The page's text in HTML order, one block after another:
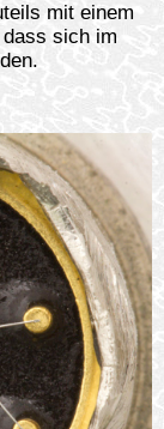
mit einem
sich im